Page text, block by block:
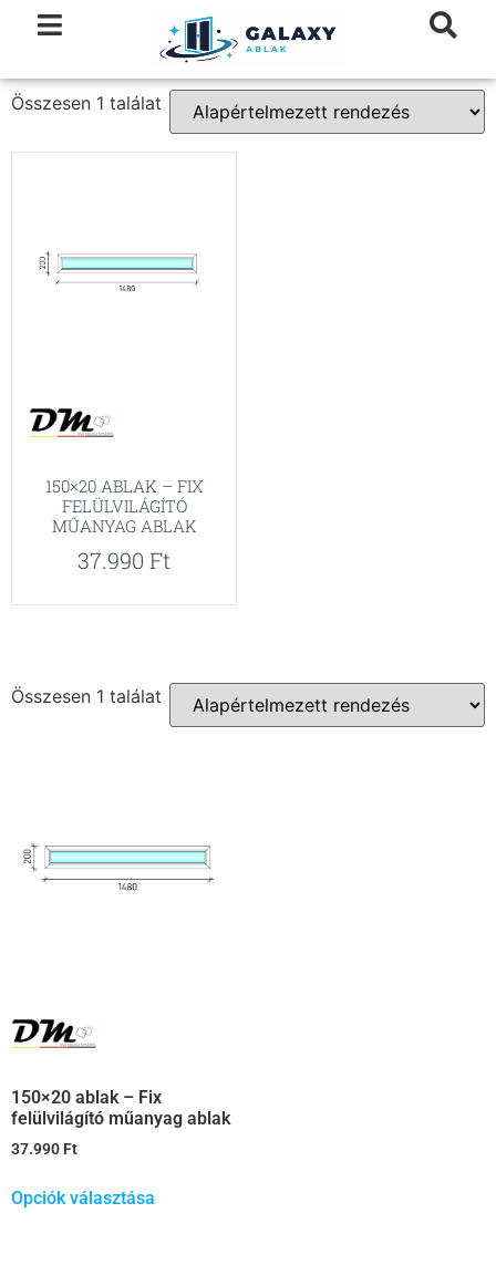
Összesen 1 találat
150×20 ABLAK – FIX
FELÜLVILÁGÍTÓ
MŰANYAG ABLAK
37.990 Ft
Összesen 1 találat
150×20 ablak – Fix
felülvilágító műanyag ablak
37.990 Ft
Opciók választása